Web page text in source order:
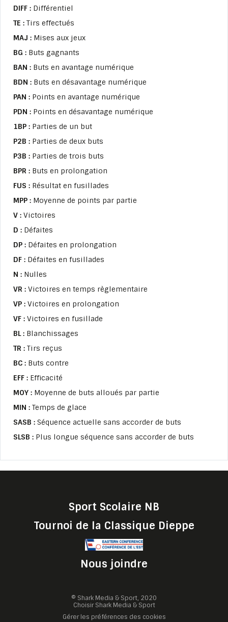
DIFF : Différentiel
TE : Tirs effectués
MAJ : Mises aux jeux
BG : Buts gagnants
BAN : Buts en avantage numérique
BDN : Buts en désavantage numérique
PAN : Points en avantage numérique
PDN : Points en désavantage numérique
1BP : Parties de un but
P2B : Parties de deux buts
P3B : Parties de trois buts
BPR : Buts en prolongation
FUS : Résultat en fusillades
MPP : Moyenne de points par partie
V : Victoires
D : Défaites
DP : Défaites en prolongation
DF : Défaites en fusillades
N : Nulles
VR : Victoires en temps règlementaire
VP : Victoires en prolongation
VF : Victoires en fusillade
BL : Blanchissages
TR : Tirs reçus
BC : Buts contre
EFF : Efficacité
MOY : Moyenne de buts alloués par partie
MIN : Temps de glace
SASB : Séquence actuelle sans accorder de buts
SLSB : Plus longue séquence sans accorder de buts
Sport Scolaire NB
Tournoi de la Classique Dieppe
Nous joindre
© Shark Media & Sport, 2020
Choisir Shark Media & Sport
Gérer les préférences des cookies